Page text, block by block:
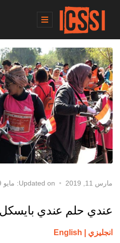
مارس 11, 2019 Updated on: مايو 22nd, 2019
عندي حلم عندي بايسكل 2
انجليزي | English